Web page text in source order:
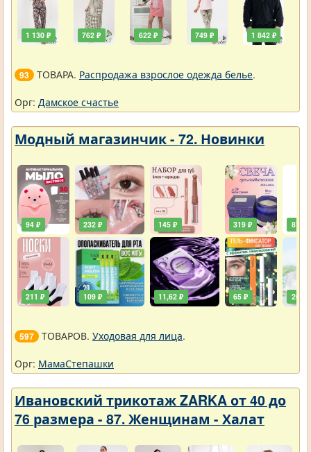
1 130 ₽ 762 ₽ 622 ₽ 749 ₽ 1 842 ₽
93 ТОВАРА. Распродажа взрослое одежда белье.
Орг: Дамское счастье
Модный магазинчик - 72. Новинки
94 ₽
211 ₽
232 ₽
109 ₽
145 ₽
11,62 ₽
319 ₽
65 ₽
87 ₽
261 ₽
597 ТОВАРОВ. Уходовая для лица.
Орг: МамаСтепашки
Ивановский трикотаж ZARKA от 40 до
76 размера - 87. Женщинам - Халат